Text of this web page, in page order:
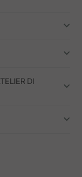
DI